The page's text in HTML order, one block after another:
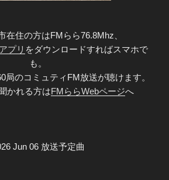
在住の方はFMらら76.8Mhz、
プリ をダウンロードすればスマホで
も。
局のコミュティFM放送が聴けます。
かれる方はFMららWebページへ
Jun 06 放送予定曲